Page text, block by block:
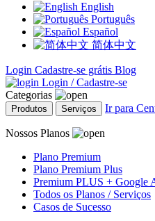
English
Português
Español
简体中文
Login Cadastre-se grátis Blog
Login / Cadastre-se
Categorias
Produtos Serviços Ir para
Nossos Planos
Plano Premium
Plano Premium Plus
Premium PLUS + Google
Todos os Planos / Serviços
Casos de Sucesso